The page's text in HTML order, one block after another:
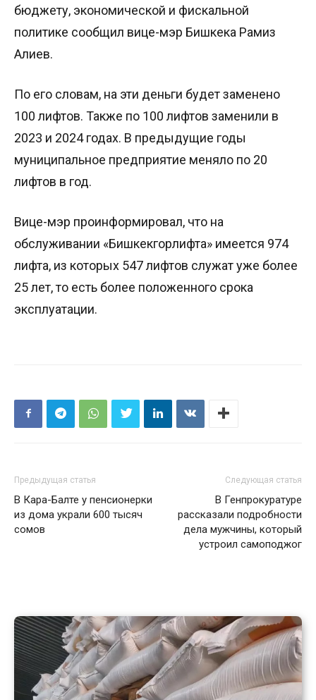
бюджету, экономической и фискальной
политике сообщил вице-мэр Бишкека Рамиз
Алиев.
По его словам, на эти деньги будет заменено
100 лифтов. Также по 100 лифтов заменили в
2023 и 2024 годах. В предыдущие годы
муниципальное предприятие меняло по 20
лифтов в год.
Вице-мэр проинформировал, что на
обслуживании «Бишкекгорлифта» имеется 974
лифта, из которых 547 лифтов служат уже более
25 лет, то есть более положенного срока
эксплуатации.
Предыдущая статья
В Кара-Балте у пенсионерки
из дома украли 600 тысяч
сомов
Следующая статья
В Генпрокуратуре
рассказали подробности
дела мужчины, который
устроил самоподжог